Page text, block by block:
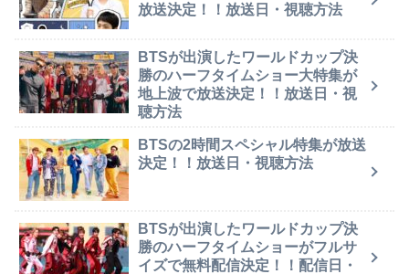
放送決定！！放送日・視聴方法
BTSが出演したワールドカップ決
勝のハーフタイムショー大特集が
地上波で放送決定！！放送日・視
聴方法
BTSの2時間スペシャル特集が放送
決定！！放送日・視聴方法
BTSが出演したワールドカップ決
勝のハーフタイムショーがフルサ
イズで無料配信決定！！配信日・